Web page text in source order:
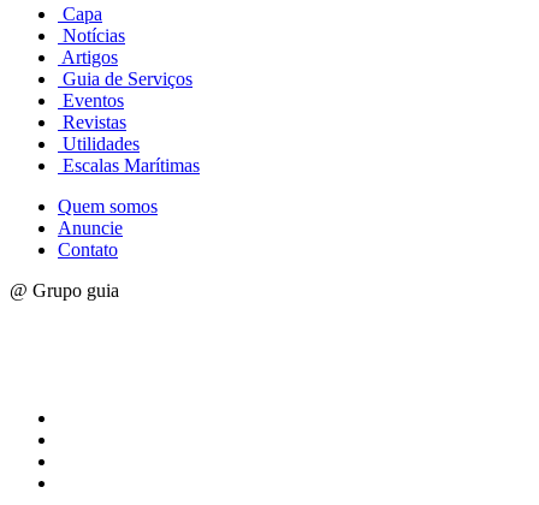
Capa
Notícias
Artigos
Guia de Serviços
Eventos
Revistas
Utilidades
Escalas Marítimas
Quem somos
Anuncie
Contato
@ Grupo guia